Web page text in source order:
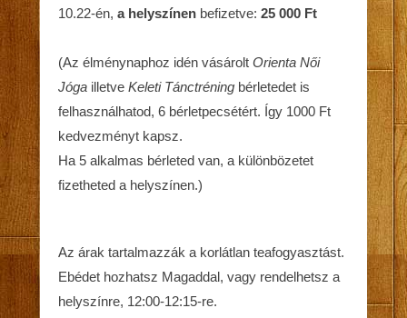
10.22-én, a helyszínen befizetve: 25 000 Ft
(Az élménynaphoz idén vásárolt Orienta Női
Jóga illetve Keleti Tánctréning bérletedet is
felhasználhatod, 6 bérletpecsétért. Így 1000 Ft
kedvezményt kapsz.
Ha 5 alkalmas bérleted van, a különbözetet
fizetheted a helyszínen.)
Az árak tartalmazzák a korlátlan teafogyasztást.
Ebédet hozhatsz Magaddal, vagy rendelhetsz a
helyszínre, 12:00-12:15-re.